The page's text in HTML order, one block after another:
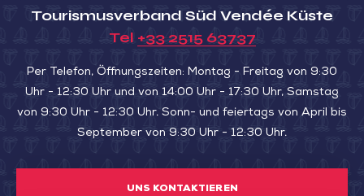
Tourismusverband Süd Vendée Küste
Tel +33 2515 63737
Per Telefon, Öffnungszeiten: Montag - Freitag von 9:30
Uhr - 12:30 Uhr und von 14:00 Uhr - 17:30 Uhr, Samstag
von 9:30 Uhr - 12:30 Uhr. Sonn- und feiertags von April bis
September von 9:30 Uhr - 12:30 Uhr.
UNS KONTAKTIEREN